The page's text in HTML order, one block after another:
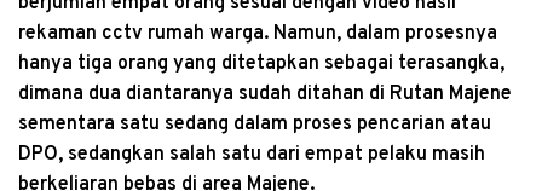
rekaman cctv rumah warga. Namun, dalam prosesnya
hanya tiga orang yang ditetapkan sebagai terasangka,
dimana dua diantaranya sudah ditahan di Rutan Majene
sementara satu sedang dalam proses pencarian atau
DPO, sedangkan salah satu dari empat pelaku masih
berkeliaran bebas di area Majene.